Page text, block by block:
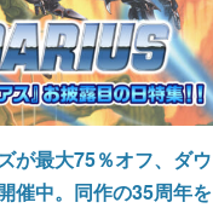
が最大75％オフ、ダウ
催中。同作の35周年を